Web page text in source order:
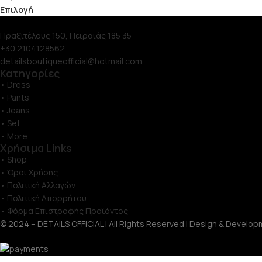
Επιλογή
Πραξιτέλους 150, Πειραιάς 185 35
+30 2104128562
detailsboutiqueofficial@hotmail.com
Κατηγορίες
• Dress
• Pants
• Jeans
• Set
• More...
Χρήσιμα Links
• Shop
• Όροι Χρήσης
• Πολιτική Αλλαγών
• Πολιτική Απορρήτου
• Φόρμα Επιστροφής Προϊόντος
© 2024 – DETAILS OFFICIAL | All Rights Reserved | Design &